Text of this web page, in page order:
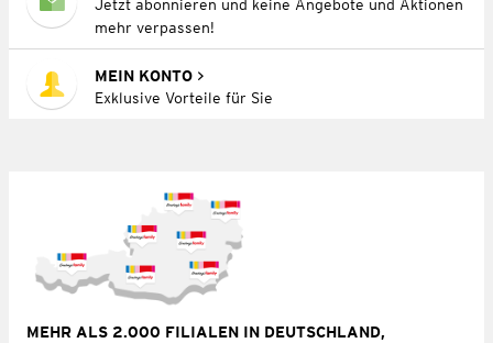
Jetzt abonnieren und keine Angebote und Aktionen
mehr verpassen!
MEIN KONTO
Exklusive Vorteile für Sie
MEHR ALS 2.000 FILIALEN IN DEUTSCHLAND,